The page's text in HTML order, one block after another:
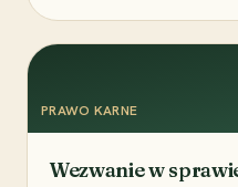
PRAWO KARNE
Wezwanie w